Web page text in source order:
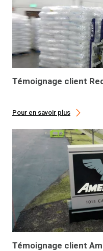
Témoignage client
Pour en savoir plus
Témoignage client